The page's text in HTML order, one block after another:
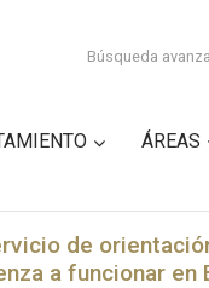
Búsqueda
ÁREAS
de
a funcionar en